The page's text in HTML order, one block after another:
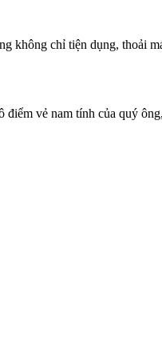
không chỉ tiện dụng, thoải
điểm vẻ nam tính của quý